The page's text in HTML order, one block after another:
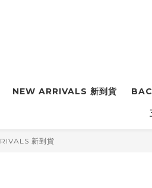
NEW ARRIVALS 新到貨
新到貨